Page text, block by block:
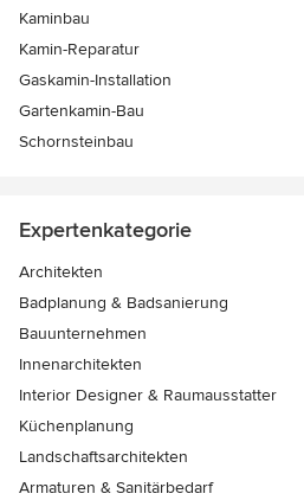
Kaminbau
Kamin-Reparatur
Gaskamin-Installation
Gartenkamin-Bau
Schornsteinbau
Expertenkategorie
Architekten
Badplanung & Badsanierung
Bauunternehmen
Innenarchitekten
Interior Designer & Raumausstatter
Küchenplanung
Landschaftsarchitekten
Armaturen & Sanitärbedarf